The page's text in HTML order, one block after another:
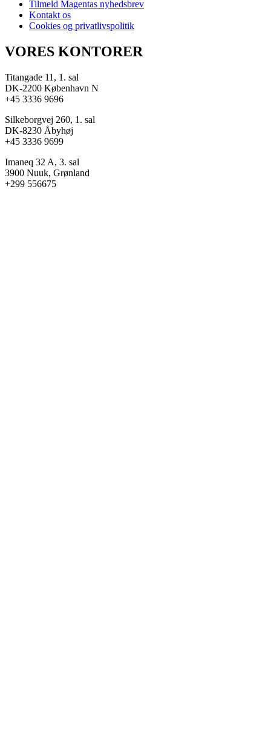
Tilmeld Magentas nyhedsbrev
Kontakt os
Cookies og privatlivspolitik
VORES KONTORER
Titangade 11, 1. sal
DK-2200 København N
+45 3336 9696
Silkeborgvej 260, 1. sal
DK-8230 Åbyhøj
+45 3336 9699
Imaneq 32 A, 3. sal
3900 Nuuk, Grønland
+299 556675